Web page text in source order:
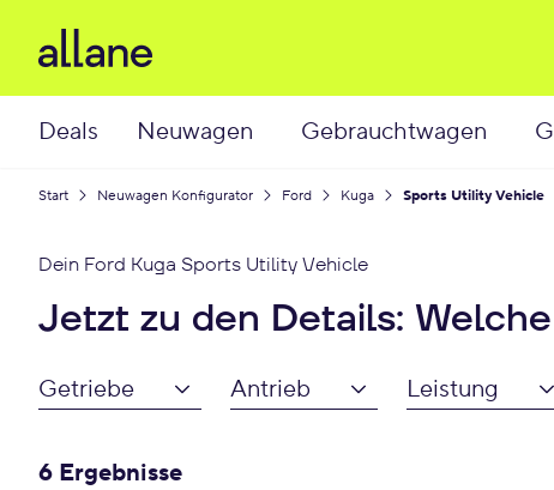
Deals Neuwagen Gebrauchtwagen
Dein Ford Kuga Sports Utility Vehicle
Jetzt zu den Details:
Getriebe Antrieb Leistung
6 Ergebnisse
Start Neuwagen Konfigurator Ford Kuga Sports Utility Vehicle